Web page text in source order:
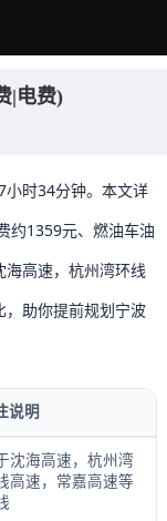
|电费)
小时34分钟。本文详
约1359元、燃油车油
高速，杭州湾环线
，助你提前规划宁波
说明
沈海高速，杭州湾
高速，常嘉高速等